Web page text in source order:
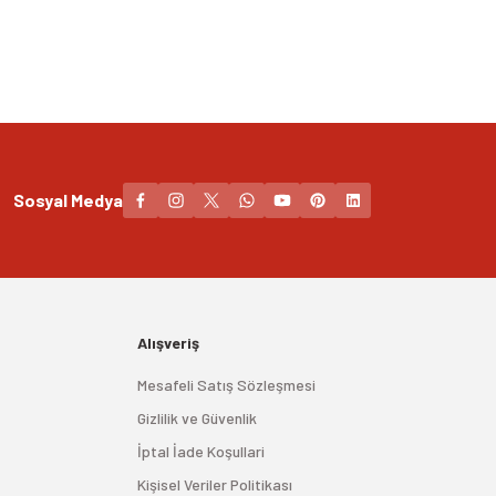
Sosyal Medya
Alışveriş
Mesafeli Satış Sözleşmesi
Gizlilik ve Güvenlik
İptal İade Koşullari
Kişisel Veriler Politikası